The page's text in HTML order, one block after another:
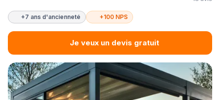
+7 ans d'ancienneté +100 NPS
Je veux un devis gratuit